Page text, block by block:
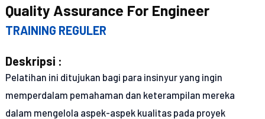
Quality Assurance For Engineer
TRAINING REGULER
Deskripsi :
Pelatihan ini ditujukan bagi para insinyur yang ingin
memperdalam pemahaman dan keterampilan mereka
dalam mengelola aspek-aspek kualitas pada proyek